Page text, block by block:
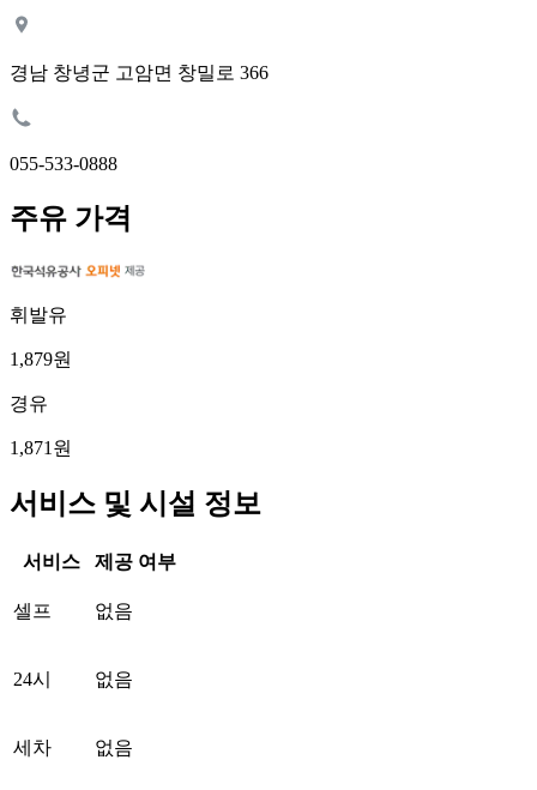
경남 창녕군 고암면 창밀로 366
055-533-0888
주유 가격
휘발유
1,879원
경유
1,871원
서비스 및 시설 정보
서비스 제공 여부
셀프 없음
24시 없음
세차 없음